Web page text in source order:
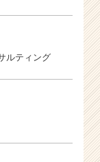
ルティング